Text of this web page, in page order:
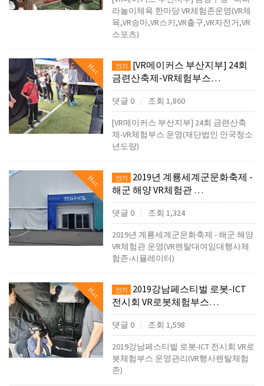
라놀이체육 한마당 VR체험존운영(VR체
육,VR승마,VR스키,VR출구,VR자전거,VR
스포츠)
Hot 인기
[VR메이커스 부산지부] 24회
금련산축제-VR체험부스…
댓글 0 조회 1,860
[VR메이커스 부산지부] 24회 금련산축
제-VR체험부스 운영(재단법인 안국청소
년도량)
Hot 인기
2019년 계룡세계군문화축제 -
해군 해양 VR체험관 …
댓글 0 조회 1,324
2019년 계룡세계군문화축제 - 해군 해양
VR체험관 운영(VR렌탈대여임대행사체
험존-시뮬레이터)
Hot 인기
2019강남페스티벌 로봇-ICT
전시회 VR로봇체험부스…
댓글 0 조회 1,598
2019강남페스티벌 로봇-ICT 전시회 VR로
봇체험부스 운영관리(VR행사렌탈체험
존)